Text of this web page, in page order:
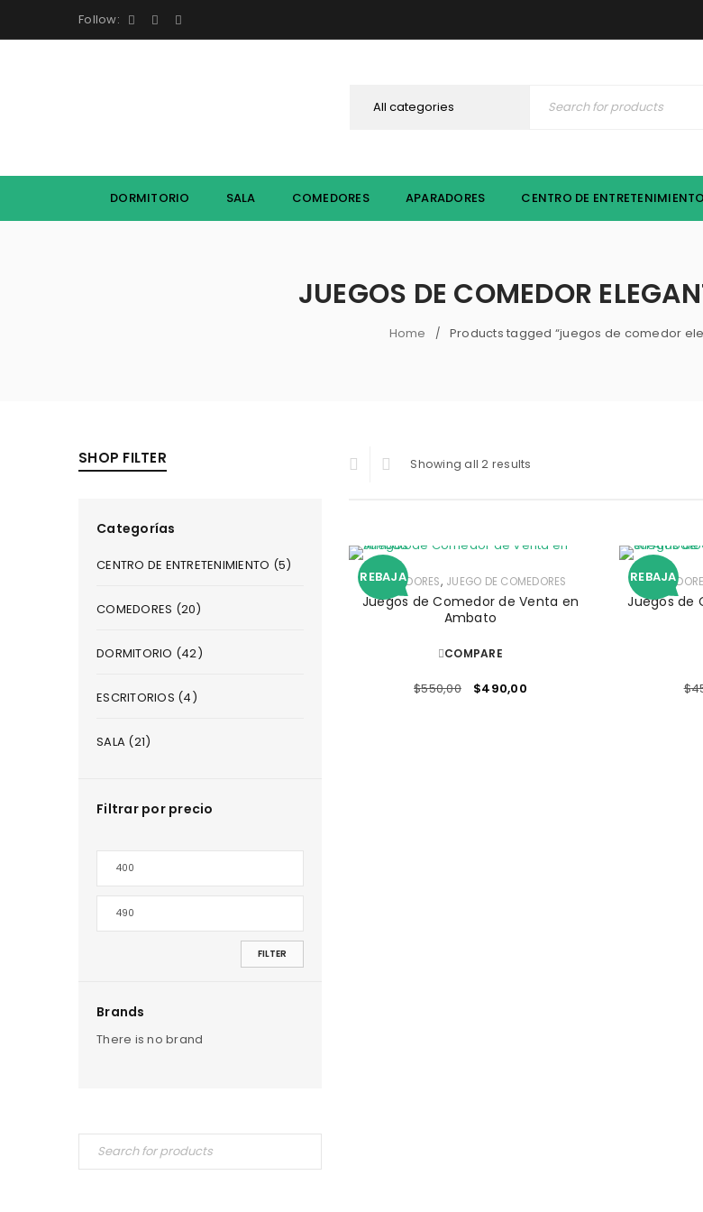
Follow:
DORMITORIO SALA COMEDORES APARADORES CENTRO DE ENTRETENIMIENTO
JUEGOS DE COMEDOR
Home / Products tagged “juegos de comedor
SHOP FILTER
Categorías
CENTRO DE ENTRETENIMIENTO (5)
COMEDORES (20)
DORMITORIO (42)
ESCRITORIOS (4)
SALA (21)
Filtrar por precio
FILTER
Brands
There is no brand
Showing all 2 results
REBAJA
COMEDORES, JUEGO DE COMEDORES
Juegos de Comedor de Venta en
Ambato
COMPARE
$550,00 $490,00
REBAJA
Juegos de
$